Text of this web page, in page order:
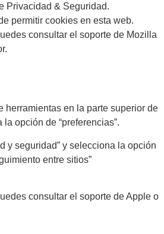
Privacidad & Seguridad.
permitir cookies en esta web.
consultar el soporte de Mozilla
herramientas en la parte superior de
opción de “preferencias”.
y seguridad” y selecciona la opción
entre sitios”
consultar el soporte de Apple o